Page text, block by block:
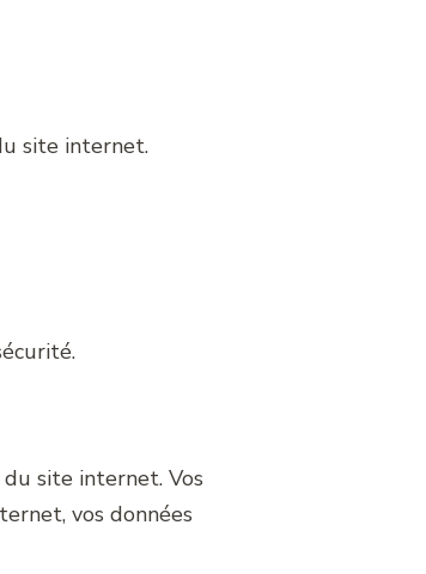
site internet.
site internet. Vos
vos données